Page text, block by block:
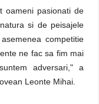
oameni pasionati de
si de peisajele
competitie
ne fac sa fim mai
adversari," a
Leonte Mihai.